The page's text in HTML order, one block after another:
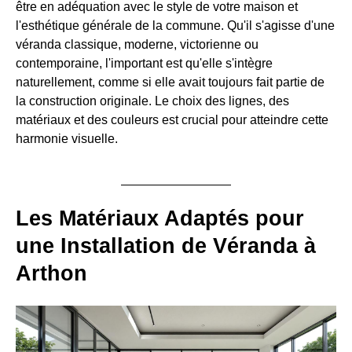
être en adéquation avec le style de votre maison et
l'esthétique générale de la commune. Qu'il s'agisse d'une
véranda classique, moderne, victorienne ou
contemporaine, l'important est qu'elle s'intègre
naturellement, comme si elle avait toujours fait partie de
la construction originale. Le choix des lignes, des
matériaux et des couleurs est crucial pour atteindre cette
harmonie visuelle.
Les Matériaux Adaptés pour
une Installation de Véranda à
Arthon